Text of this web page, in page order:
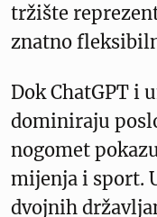
tržište
znatno
Dok ChatGPT i
dominiraju
nogomet
mijenja i sport.
dvojnih